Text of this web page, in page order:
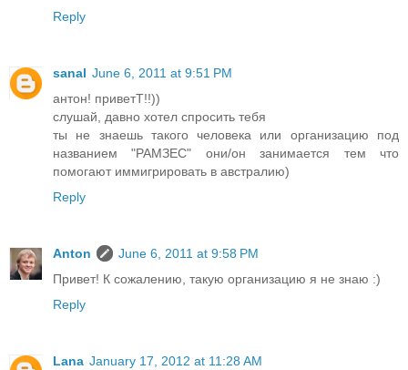
Reply
sanal June 6, 2011 at 9:51 PM
антон! приветТ!!))
слушай, давно хотел спросить тебя
ты не знаешь такого человека или организацию под
названием "РАМЗЕС" они/он занимается тем что
помогают иммигрировать в австралию)
Reply
Anton
June 6, 2011 at 9:58 PM
Привет! К сожалению, такую организацию я не знаю :)
Reply
Lana January 17, 2012 at 11:28 AM